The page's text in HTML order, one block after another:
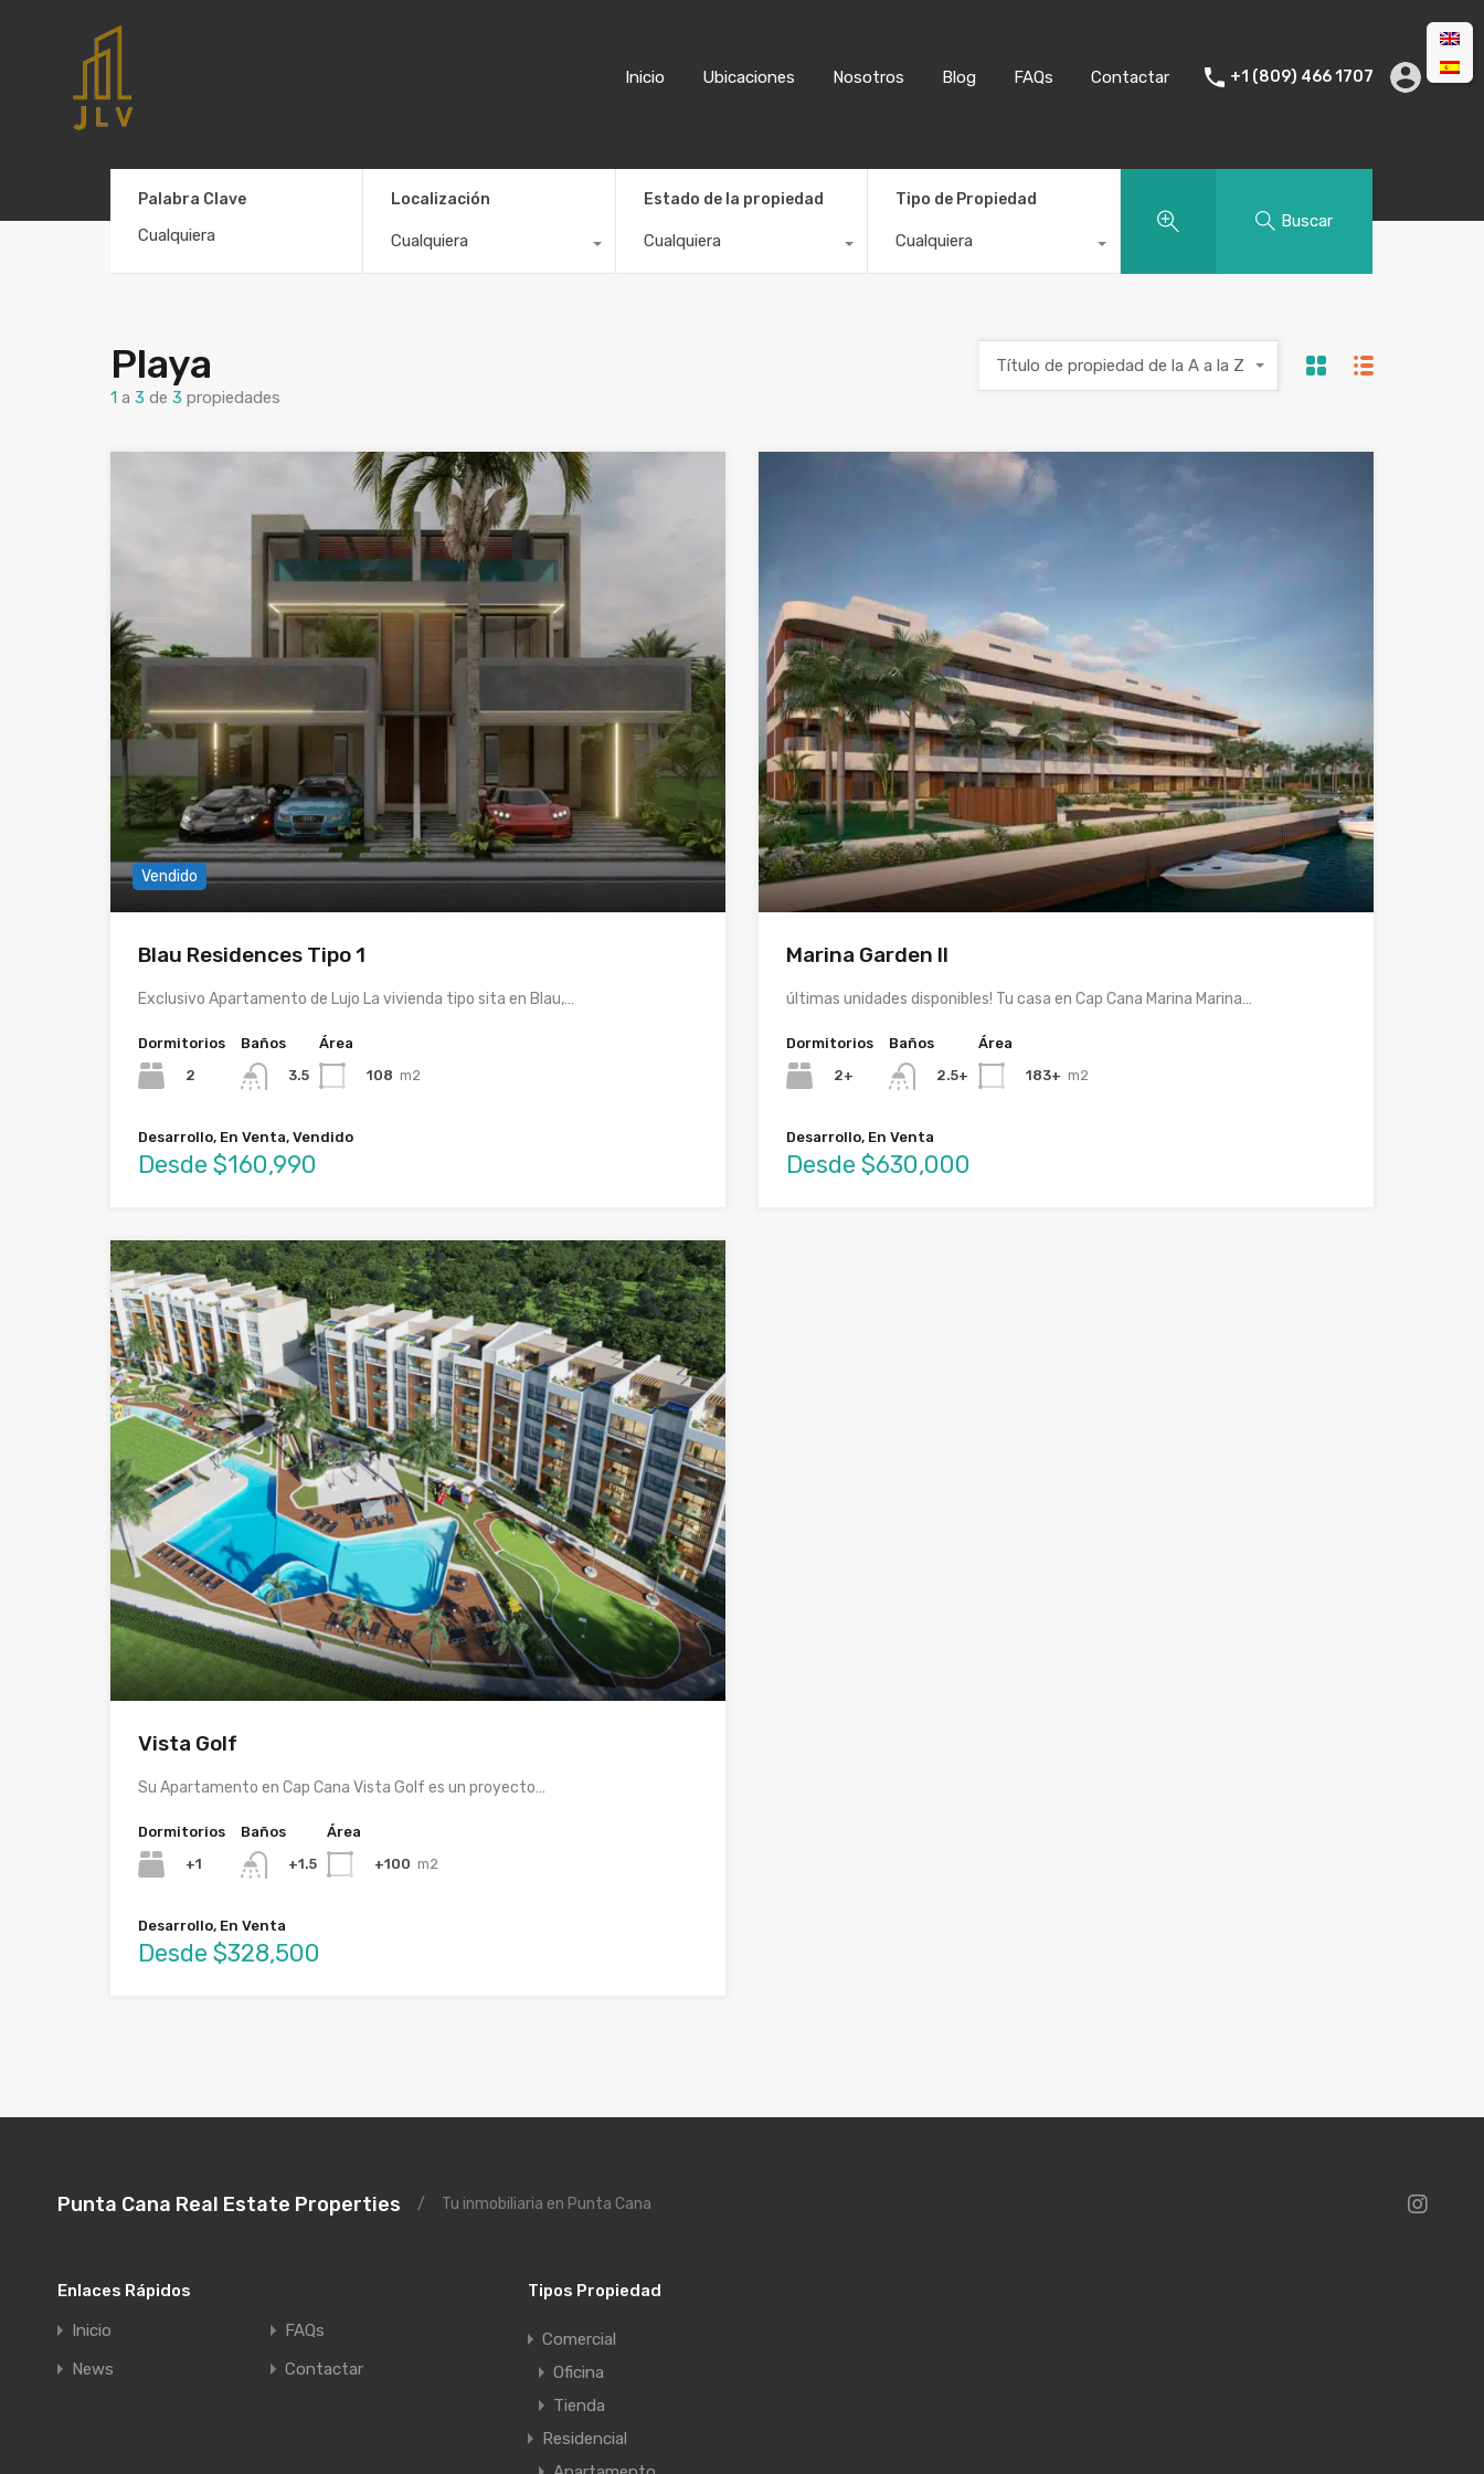
Inicio Ubicaciones Nosotros Blog FAQs Contactar +1 (809) 466 1707
Palabra Clave Localización
Cualquiera
Estado de la propiedad
Cualquiera
Tipo de Propiedad
Cualquiera
Buscar
Playa
1 a 3 de 3 propiedades
Título de propiedad de la A a la Z
Vendido
Blau Residences Tipo 1
Exclusivo Apartamento de Lujo La vivienda tipo sita en Blau,…
Dormitorios
2
Baños
3.5
Área
108 m2
Desarrollo, En Venta, Vendido
Desde $160,990
Marina Garden II
últimas unidades disponibles! Tu casa en Cap Cana Marina Marina…
Dormitorios
2+
Baños
2.5+
Área
183+ m2
Desarrollo, En Venta
Desde $630,000
Vista Golf
Su Apartamento en Cap Cana Vista Golf es un proyecto…
Dormitorios
+1
Baños
+1.5
Área
+100 m2
Desarrollo, En Venta
Desde $328,500
Punta Cana Real Estate Properties / Tu inmobiliaria en Punta Cana
Enlaces Rápidos
Inicio
FAQs
News
Contactar
Tipos Propiedad
Comercial
Oficina
Tienda
Residencial